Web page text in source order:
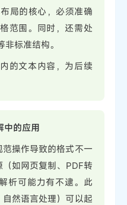
局的核心，必须准确
范围。同时，还需处
标准结构。
的文本内容，为后续
中的应用
操作导致的格式不一
如网页复制、PDF转
析可能力有不逮。此
然语言处理）可以起